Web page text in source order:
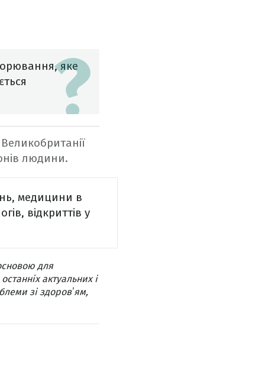
яке
людини.
медицини в
відкриттів у
для
актуальних і
зі здоровʼям,